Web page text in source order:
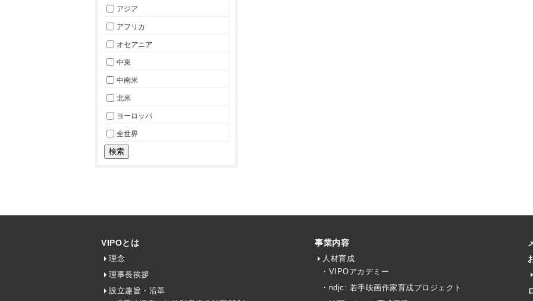
アジア
アフリカ
オセアニア
中東
中南米
北米
ヨーロッパ
全世界
VIPOとは
理念
理事長挨拶
設立趣旨・沿革
事業内容
人材育成
・VIPOアカデミー
・ndjc: 若手映画作家育成プロジェクト